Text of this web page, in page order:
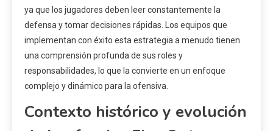
ya que los jugadores deben leer constantemente la
defensa y tomar decisiones rápidas. Los equipos que
implementan con éxito esta estrategia a menudo tienen
una comprensión profunda de sus roles y
responsabilidades, lo que la convierte en un enfoque
complejo y dinámico para la ofensiva.
Contexto histórico y evolución